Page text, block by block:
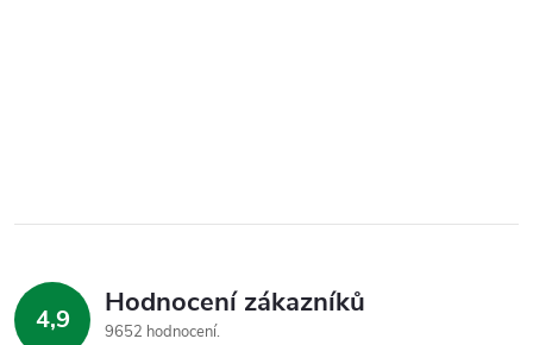
4,9 Hodnocení zákazníků
9652 hodnocení